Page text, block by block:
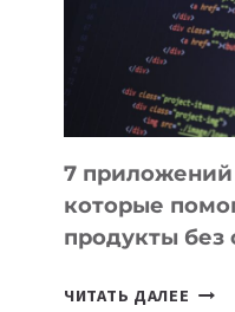
7 приложений
которые
продукты без
ЧИТАТЬ ДАЛЕЕ